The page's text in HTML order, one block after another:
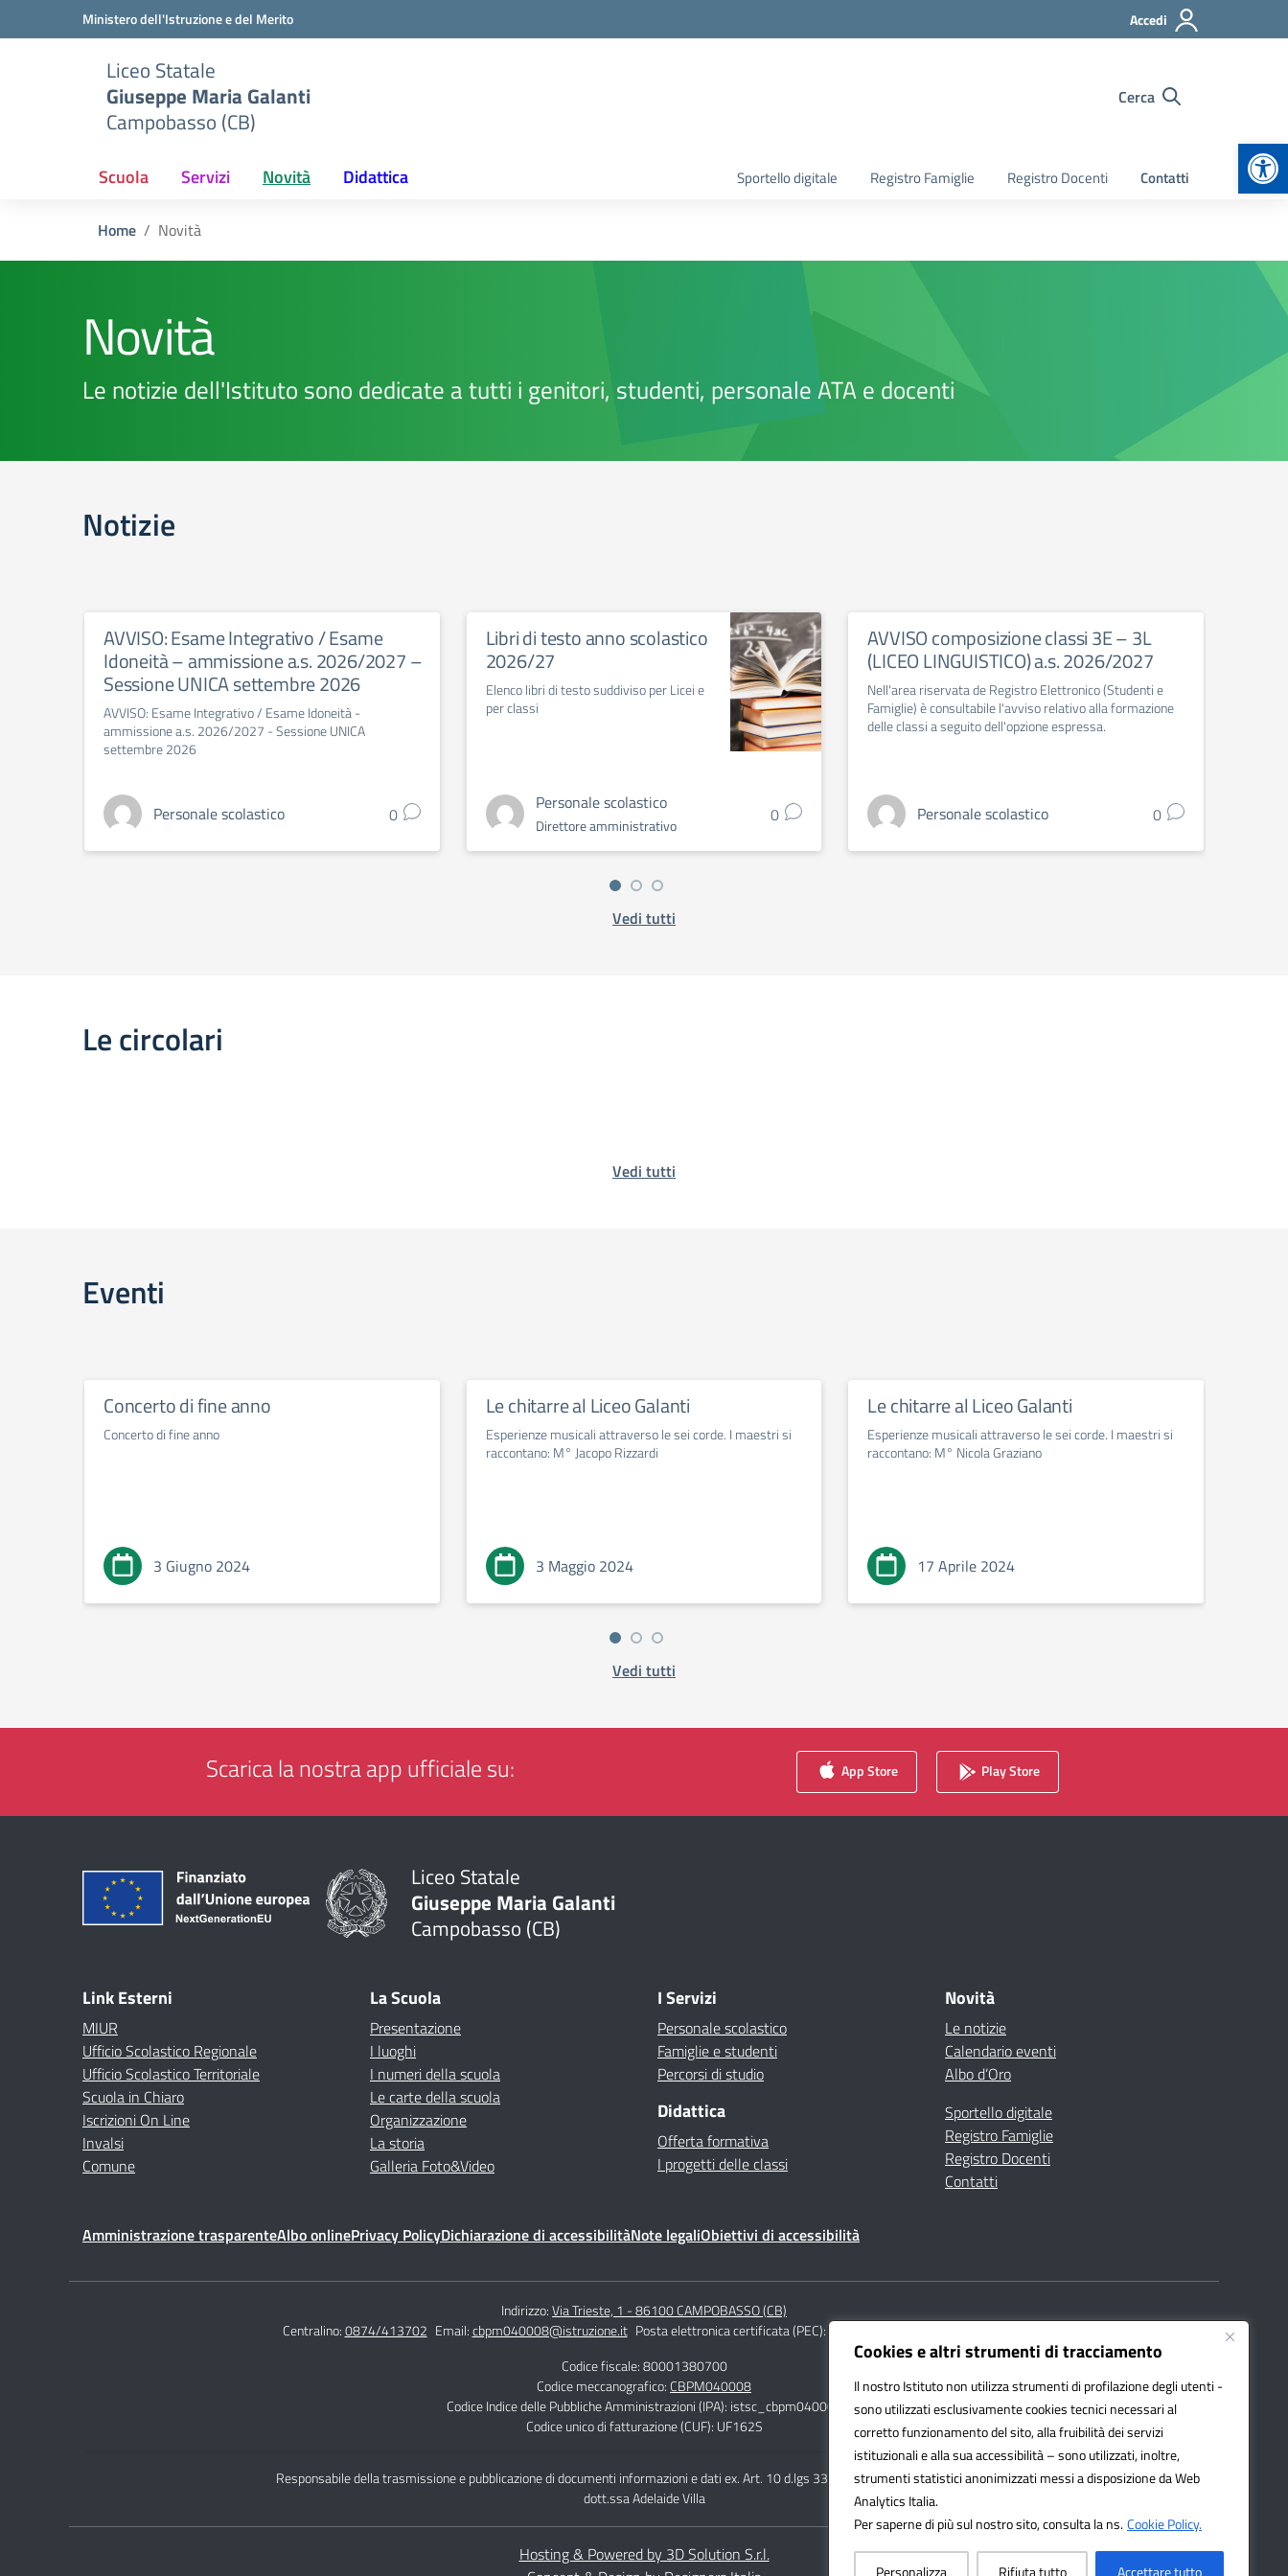
Cookies e altri strumenti di tracciamento
Il nostro Istituto non utilizza strumenti di profilazione degli utenti -
sono utilizzati esclusivamente cookies tecnici necessari al
corretto funzionamento del sito, alla fruibilità dei servizi
istituzionali e alla sua accessibilità – sono utilizzati, inoltre,
strumenti statistici anonimizzati messi a disposizione da Web
Analytics Italia.
Per saperne di più sul nostro sito, consulta la ns.Cookie Policy.
Personalizza Rifiuta tutto Accettare tutto
Vai ai contenuti
Vai al menu di navigazioneMinistero dell'Istruzione e del Merito Accedi
Liceo Statale
Giuseppe Maria Galanti
Campobasso (CB)
Cerca
Scuola Servizi Novità Didattica Sportello digitale Registro Famiglie Registro Docenti Contatti
Home Novità
Novità
Le notizie dell'Istituto sono dedicate a tutti i genitori, studenti, personale ATA e docenti
Notizie
AVVISO: Esame Integrativo / Esame
Idoneità – ammissione a.s. 2026/2027 –
Sessione UNICA settembre 2026
AVVISO: Esame Integrativo / Esame Idoneità -
ammissione a.s. 2026/2027 - Sessione UNICA
settembre 2026
Personale scolastico 0
Libri di testo anno scolastico
2026/27
Elenco libri di testo suddiviso per Licei e
per classi
Personale scolastico
Direttore amministrativo 0
AVVISO composizione classi 3E – 3L
(LICEO LINGUISTICO) a.s. 2026/2027
Nell'area riservata de Registro Elettronico (Studenti e
Famiglie) è consultabile l'avviso relativo alla formazione
delle classi a seguito dell'opzione espressa.
Personale scolastico 0
Vedi tutti
Le circolari
Vedi tutti
Eventi
Concerto di fine anno
Concerto di fine anno
3 Giugno 2024
Le chitarre al Liceo Galanti
Esperienze musicali attraverso le sei corde. I maestri si
raccontano: M° Jacopo Rizzardi
3 Maggio 2024
Le chitarre al Liceo Galanti
Esperienze musicali attraverso le sei corde. I maestri si
raccontano: M° Nicola Graziano
17 Aprile 2024
Vedi tutti
Scarica la nostra app ufficiale su: App Store Play Store
Liceo Statale
Giuseppe Maria Galanti
Campobasso (CB)
Link Esterni
MIUR
Ufficio Scolastico Regionale
Ufficio Scolastico Territoriale
Scuola in Chiaro
Iscrizioni On Line
Invalsi
Comune
La Scuola
Presentazione
I luoghi
I numeri della scuola
Le carte della scuola
Organizzazione
La storia
Galleria Foto&Video
I Servizi
Personale scolastico
Famiglie e studenti
Percorsi di studio
Didattica
Offerta formativa
I progetti delle classi
Novità
Le notizie
Calendario eventi
Albo d’Oro
Sportello digitale
Registro Famiglie
Registro Docenti
Contatti
Amministrazione trasparenteAlbo onlinePrivacy PolicyDichiarazione di accessibilitàNote legaliObiettivi di accessibilità
Indirizzo:Via Trieste, 1 - 86100 CAMPOBASSO (CB)
Centralino:0874/413702 Email:cbpm040008@istruzione.it Posta elettronica certificata (PEC):cbpm040008@pec.istruzione.it
Codice fiscale: 80001380700
Codice meccanografico: CBPM040008
Codice Indice delle Pubbliche Amministrazioni (IPA): istsc_cbpm040008
Codice unico di fatturazione (CUF): UF162S
Responsabile della trasmissione e pubblicazione di documenti informazioni e dati ex. Art. 10 d.lgs 33/2013 ss.mm.ii. – d.lgs 97/2016
dott.ssa Adelaide Villa
Hosting & Powered by 3D Solution S.r.l.